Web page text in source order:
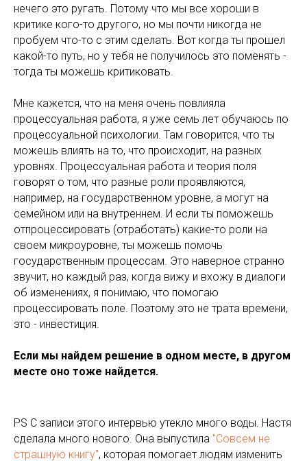
нечего это ругать. Потому что мы все хороши в
критике кого-то другого, но мы почти никогда не
пробуем что-то с этим сделать. Вот когда ты прошел
какой-то путь, но у тебя не получилось это поменять -
тогда ты можешь критиковать.
Мне кажется, что на меня очень повлияла
процессуальная работа, я уже семь лет обучаюсь по
процессуальной психологии. Там говорится, что ты
можешь влиять на то, что происходит, на разных
уровнях. Процессуальная работа и теория поля
говорят о том, что разные роли проявляются,
например, на государственном уровне, а могут на
семейном или на внутреннем. И если ты поможешь
отпроцессировать (отработать) какие-то роли на
своем микроуровне, ты можешь помочь
государственным процессам. Это наверное странно
звучит, но каждый раз, когда вижу и вхожу в диалоги
об изменениях, я понимаю, что помогаю
процессировать поле. Поэтому это не трата времени,
это - инвестиция.
Если мы найдем решение в одном месте, в другом
месте оно тоже найдется.
PS C записи этого интервью утекло много воды. Настя
сделала много нового. Она выпустила "Совсем не
страшную книгу", которая помогает людям изменить